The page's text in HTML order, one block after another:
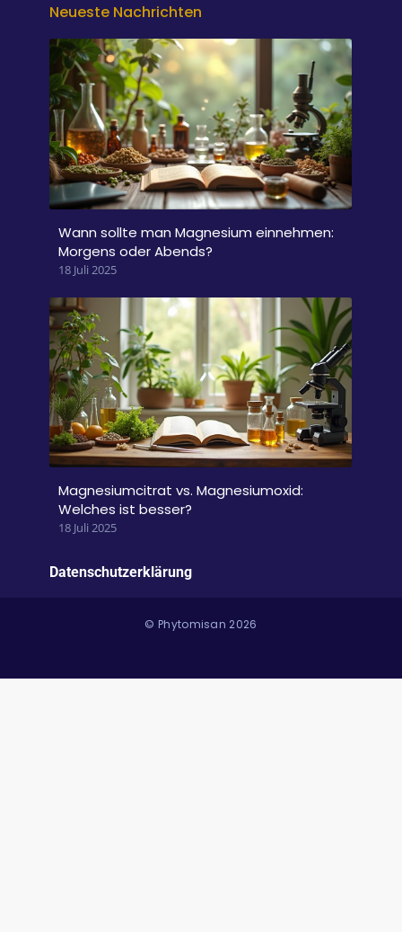
Neueste Nachrichten
Wann sollte man Magnesium einnehmen:
Morgens oder Abends?
18 Juli 2025
Magnesiumcitrat vs. Magnesiumoxid:
Welches ist besser?
18 Juli 2025
Datenschutzerklärung
© Phytomisan 2026